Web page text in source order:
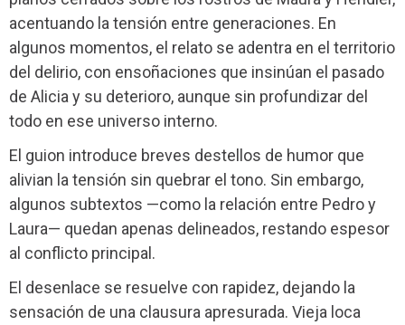
acentuando la tensión entre generaciones. En
algunos momentos, el relato se adentra en el territorio
del delirio, con ensoñaciones que insinúan el pasado
de Alicia y su deterioro, aunque sin profundizar del
todo en ese universo interno.
El guion introduce breves destellos de humor que
alivian la tensión sin quebrar el tono. Sin embargo,
algunos subtextos —como la relación entre Pedro y
Laura— quedan apenas delineados, restando espesor
al conflicto principal.
El desenlace se resuelve con rapidez, dejando la
sensación de una clausura apresurada. Vieja loca